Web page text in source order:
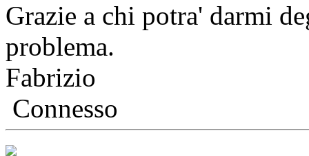
Grazie a chi potra' darmi
problema.
Fabrizio
Connesso